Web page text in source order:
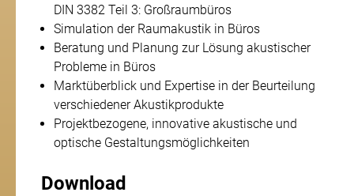
DIN 3382 Teil 3: Großraumbüros
Simulation der Raumakustik in Büros
Beratung und Planung zur Lösung akustischer
Probleme in Büros
Marktüberblick und Expertise in der Beurteilung
verschiedener Akustikprodukte
Projektbezogene, innovative akustische und
optische Gestaltungsmöglichkeiten
Download